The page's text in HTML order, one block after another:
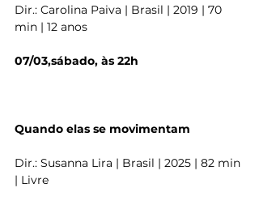
Dir.: Carolina Paiva | Brasil | 2019 | 70
min | 12 anos
07/03,sábado, às 22h
Quando elas se movimentam
Dir.: Susanna Lira | Brasil | 2025 | 82 min
| Livre